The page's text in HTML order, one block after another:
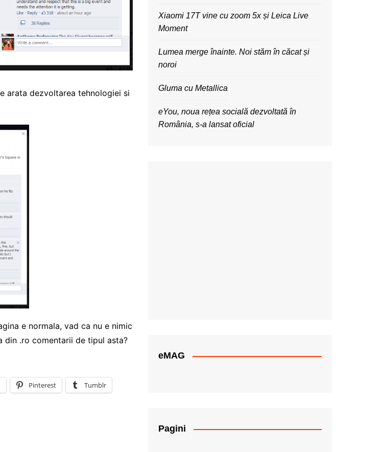
arata dezvoltarea tehnologiei si
e normala, vad ca nu e nimic
din .ro comentarii de tipul asta?
Pinterest Tumblr
Xiaomi 17T vine cu zoom 5x și Leica Live
Moment
Lumea merge înainte. Noi stăm în căcat și
noroi
Gluma cu Metallica
eYou, noua rețea socială dezvoltată în
România, s-a lansat oficial
eMAG
Pagini